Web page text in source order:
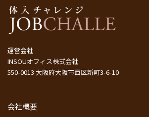
運営会社
INSOUオフィス株式会社
550-0013 大阪府大阪市西区新町3-6-10
会社概要